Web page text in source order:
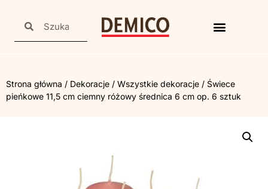
Strona główna / Dekoracje / Wszystkie dekoracje / Świece
pieńkowe 11,5 cm ciemny różowy średnica 6 cm op. 6 sztuk